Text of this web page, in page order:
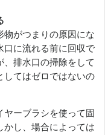
物がつまりの原因にな
口に流れる前に回収で
、排水口の掃除をして
してはゼロではないの
ヤーブラシを使って固
かし、場合によっては